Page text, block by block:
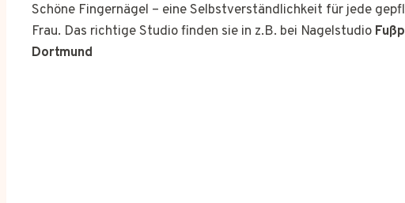
Schöne Fingernägel – eine Selbstverständlichkeit für jede
Frau. Das richtige Studio finden sie in z.B. bei Nagelstudio
Dortmund